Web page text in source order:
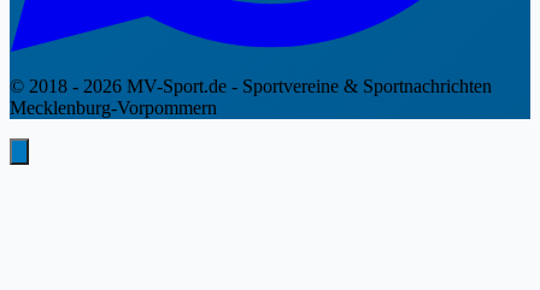
© 2018 - 2026 MV-Sport.de - Sportvereine & Sportnachrichten
Mecklenburg-Vorpommern